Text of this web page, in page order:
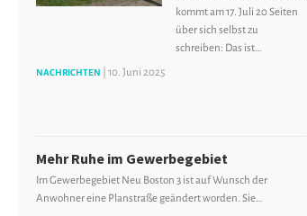
kommt am 17. Juli 20 Seiten
über sich selbst zu
schreiben: Das ist…
NACHRICHTEN 10. Juni 2025
Mehr Ruhe im Gewerbegebiet
Im Gewerbegebiet Neu Boston 3 ist auf Wunsch der
Anwohner eine Planstraße geändert worden. Sie…